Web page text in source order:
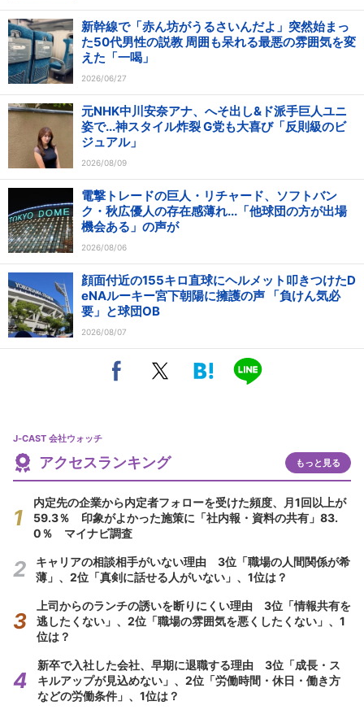
新幹線で「赤ん坊がうるさいんだよ」突然始まっ
た50代男性の説教 周囲も呆れる最悪の雰囲気を変
えた「一喝」
2026/06/27
元NHK中川安奈アナ、へそ出し&ド派手巨人ユニ
姿で...神スタイル炸裂 G党も大喜び「反則級のビ
ジュアル」
2026/08/09
電撃トレードの巨人・リチャード、ソフトバン
ク・秋広優人の存在感薄れ...「他球団の方が出場
機会ある」の声が
2026/08/06
顔面付近の155キロ直球にヘルメット叩きつけたD
eNAルーキー宮下朝陽に擁護の声 「負けん気必
要」と球団OB
2026/08/07
J-CAST 会社ウォッチ
アクセスランキング もっと見る
内定先の企業から内定者フォローを受けた頻度、月1回以上が
59.3％ 印象がよかった施策に「社内報・資料の共有」83.
0％ マイナビ調査
キャリアの相談相手がいない理由 3位「職場の人間関係が希
薄」、2位「真剣に話せる人がいない」、1位は？
上司からのランチの誘いを断りにくい理由 3位「情報共有を
逃したくない」、2位「職場の雰囲気を悪くしたくない」、1
位は？
新卒で入社した会社、早期に退職する理由 3位「成長・ス
キルアップが見込めない」、2位「労働時間・休日・働き方
などの労働条件」、1位は？